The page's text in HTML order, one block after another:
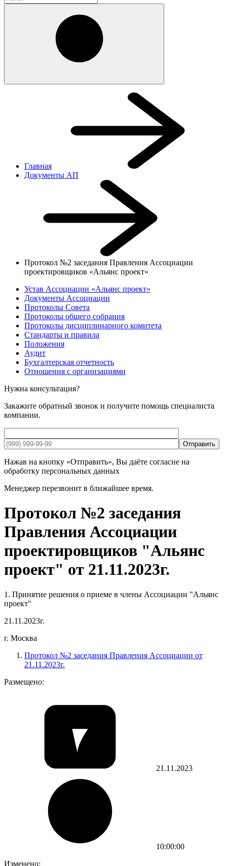
Главная
Документы АП
Протокол №2 заседания Правления Ассоциации
проектировщиков «Альянс проект»
Устав Ассоциации «Альянс проект»
Документы Ассоциации
Протоколы Совета
Протоколы общего собрания
Протоколы дисциплинарного комитета
Стандарты и правила
Положения
Аудит
Бухгалтерская отчетность
Отношения с организациями
Нужна консультация?
Закажите обратный звонок и получите помощь специалиста
компании.
Отправить
Нажав на кнопку «Отправить», Вы даёте согласие на
обработку персональных данных
Менеджер перезвонит в ближайшее время.
Протокол №2 заседания
Правления Ассоциации
проектировщиков "Альянс
проект" от 21.11.2023г.
1. Принятие решения о приеме в члены Ассоциации "Альянс
проект"
21.11.2023г.
г. Москва
Протокол №2 заседания Правления Ассоциации от
21.11.2023г.
Размещено:
21.11.2023
10:00:00
Изменено: